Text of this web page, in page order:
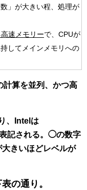
」が大きい程、処理が
速メモリーで、CPUが
してメインメモリへの
計算を並列、かつ高
、
Intelは
記される。◯の数字
きいほどレベルが
の通り。